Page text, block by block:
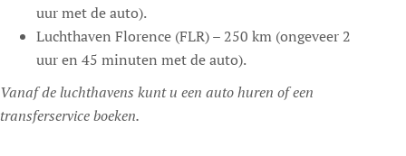
uur met de auto).
Luchthaven Florence (FLR) – 250 km (ongeveer 2
uur en 45 minuten met de auto).
Vanaf de luchthavens kunt u een auto huren of een
transferservice boeken.